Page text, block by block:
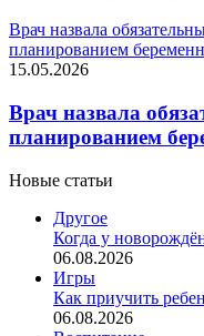
Врач назвала
планированием
15.05.2026
Врач назвала
планированием
Новые статьи
Другое
Когда у
06.08.2026
Игры
Как приучить
06.08.2026